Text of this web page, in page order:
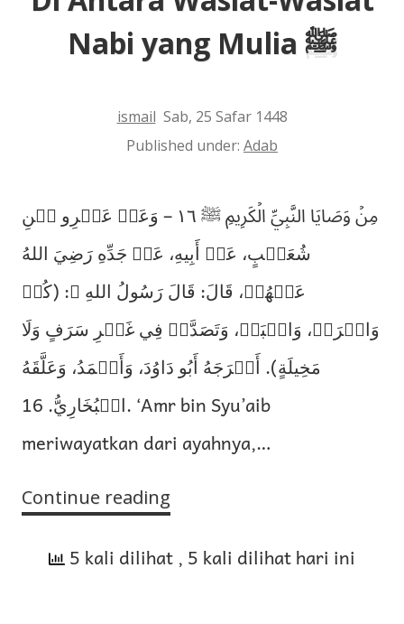
Nabi yang Mulia ﷺ
ismail Sab, 25 Safar 1448
Published under: Adab
مِنۡ وَصَايَا النَّبِيِّ الۡكَرِيمِ ﷺ ١٦ – وَعَنۡ عَمۡرِو بۡنِ
شُعَيۡبٍ، عَنۡ أَبِيهِ، عَنۡ جَدِّهِ رَضِيَ اللهُ
عَنۡهُمۡ، قَالَ: قَالَ رَسُولُ اللهِ ﷺ: (كُلۡ
وَاشۡرَبۡ، وَالۡبَسۡ، وَتَصَدَّقۡ فِي غَيۡرِ سَرَفٍ وَلَا
مَخِيلَةٍ). أَخۡرَجَهُ أَبُو دَاوُدَ، وَأَحۡمَدُ، وَعَلَّقَهُ
الۡبُخَارِيُّ. 16. ‘Amr bin Syu’aib
meriwayatkan dari ayahnya,…
Continue reading
Wasiat-
5 kali dilihat, 5 kali dilihat hari ini